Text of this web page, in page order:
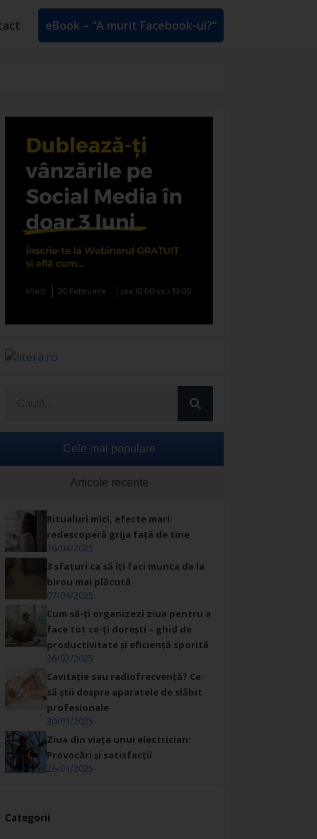
eBook – ”A murit Facebook-ul?”
Cele mai populare
Articole recente
Ritualuri mici, efecte mari:
redescoperă grija față de tine
16/04/2025
3 sfaturi ca să îți faci munca de la
birou mai plăcută
07/04/2025
Cum să-ți organizezi ziua pentru a
face tot ce-ți dorești – ghid de
productivitate și eficiență sporită
26/02/2025
Cavitație sau radiofrecvență? Ce
să știi despre aparatele de slăbit
profesionale
30/01/2025
Ziua din viața unui electrician:
Provocări și satisfacții
26/01/2025
Categorii